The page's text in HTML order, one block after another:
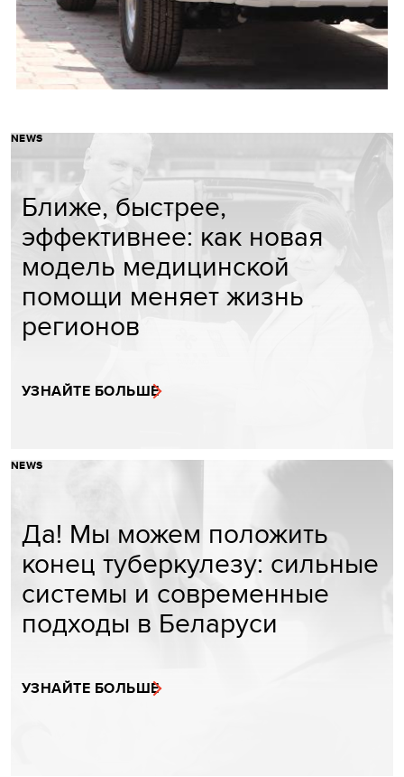
NEWS
Ближе, быстрее,
эффективнее: как новая
модель медицинской
помощи меняет жизнь
регионов
УЗНАЙТЕ БОЛЬШЕ
NEWS
Да! Мы можем положить
конец туберкулезу: сильные
системы и современные
подходы в Беларуси
УЗНАЙТЕ БОЛЬШЕ